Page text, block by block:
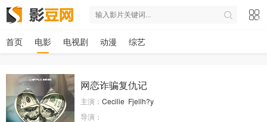
首页 电影 电视剧 动漫 综艺
网恋诈骗复仇记
主演： Cecilie Fjellh?y
导演：